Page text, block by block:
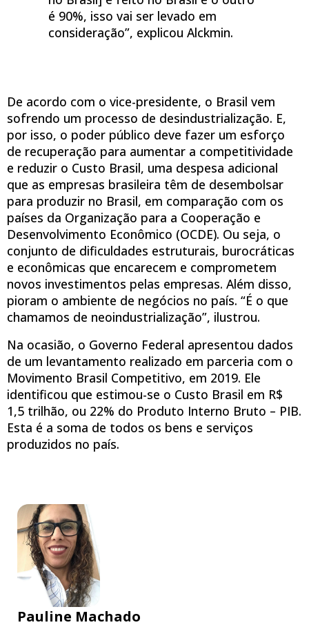
é 90%, isso vai ser levado em
consideração”, explicou Alckmin.
De acordo com o vice-presidente, o Brasil vem
sofrendo um processo de desindustrialização. E,
por isso, o poder público deve fazer um esforço
de recuperação para aumentar a competitividade
e reduzir o Custo Brasil, uma despesa adicional
que as empresas brasileira têm de desembolsar
para produzir no Brasil, em comparação com os
países da Organização para a Cooperação e
Desenvolvimento Econômico (OCDE). Ou seja, o
conjunto de dificuldades estruturais, burocráticas
e econômicas que encarecem e comprometem
novos investimentos pelas empresas. Além disso,
pioram o ambiente de negócios no país. “É o que
chamamos de neoindustrialização”, ilustrou.
Na ocasião, o Governo Federal apresentou dados
de um levantamento realizado em parceria com o
Movimento Brasil Competitivo, em 2019. Ele
identificou que estimou-se o Custo Brasil em R$
1,5 trilhão, ou 22% do Produto Interno Bruto – PIB.
Esta é a soma de todos os bens e serviços
produzidos no país.
Pauline Machado